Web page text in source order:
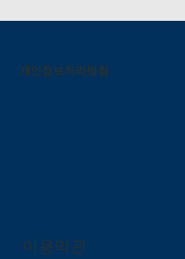
이용약관
개인정보처리방침